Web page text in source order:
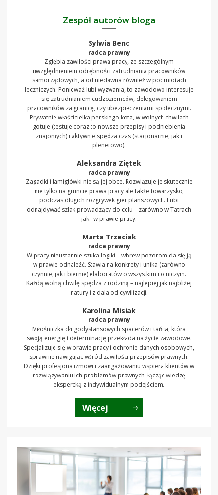
Zespół autorów bloga
Sylwia Benc
radca prawny
Zgłębia zawiłości prawa pracy, ze szczególnym
uwzględnieniem odrębności zatrudniania pracowników
samorządowych, a od niedawna również w podmiotach
leczniczych. Ponieważ lubi wyzwania, to zawodowo interesuje
się zatrudnianiem cudzoziemców, delegowaniem
pracowników za granicę, czy ubezpieczeniami społecznymi.
Prywatnie właścicielka perskiego kota, w wolnych chwilach
gotuje (testuje coraz to nowsze przepisy i podniebienia
znajomych) i aktywnie spędza czas (stacjonarnie, jak i
plenerowo).
Aleksandra Ziętek
radca prawny
Zagadki i łamigłówki nie są jej obce. Rozwiązuje je skutecznie
nie tylko na gruncie prawa pracy ale także towarzysko,
podczas długich rozgrywek gier planszowych. Lubi
odnajdywać szlak prowadzący do celu – zarówno w Tatrach
jak i w prawie pracy.
Marta Trzeciak
radca prawny
W pracy nieustannie szuka logiki – wbrew pozorom da się ją
w prawie odnaleźć. Stawia na konkrety i unika (zarówno
czynnie, jak i biernie) elaboratów o wszystkim i o niczym.
Każdą wolną chwilę spędza z rodziną – najlepiej jak najbliżej
natury i z dala od cywilizacji.
Karolina Misiak
radca prawny
Miłośniczka długodystansowych spacerów i tańca, która
swoją energię i determinację przekłada na życie zawodowe.
Specjalizuje się w prawie pracy i ochronie danych osobowych,
sprawnie nawigując wśród zawiłości przepisów prawnych.
Dzięki profesjonalizmowi i zaangażowaniu wspiera klientów w
rozwiązywaniu ich problemów prawnych, łącząc wiedzę
ekspercką z indywidualnym podejściem.
Więcej